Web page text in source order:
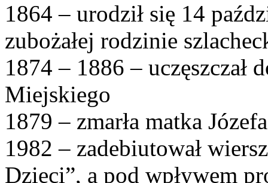
1864 – urodził się 14
zubożałej rodzinie
1874 – 1886 – uczęszczał
Miejskiego
1879 – zmarła matka
1982 – zadebiutował
Dzieci”, a pod wpływem